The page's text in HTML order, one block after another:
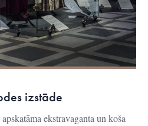
izstāde
ekstravaganta un koša